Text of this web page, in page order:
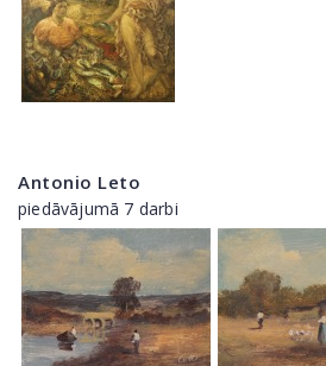
Antonio Leto
piedāvājumā 7 darbi